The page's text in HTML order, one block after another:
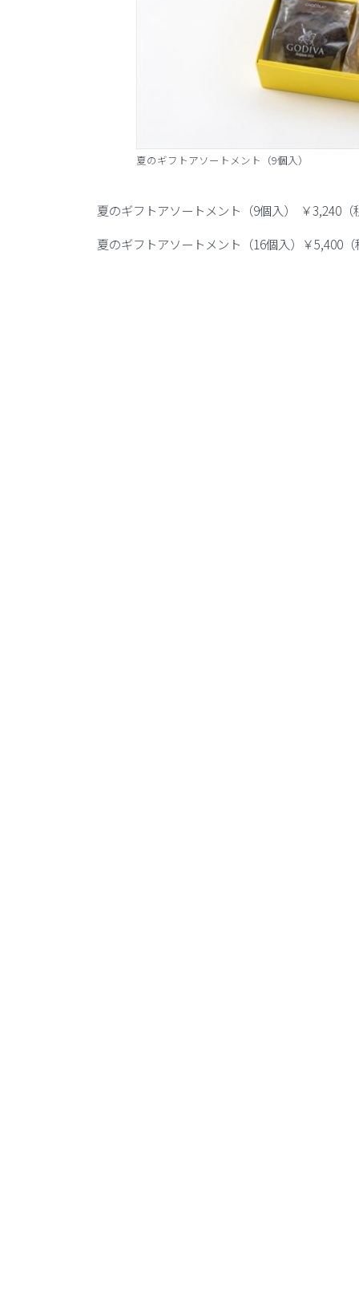
夏のギフトアソートメント（9個入）
夏のギフトアソートメント（9個入） ￥3,240（
夏のギフトアソートメント（16個入）￥5,400（